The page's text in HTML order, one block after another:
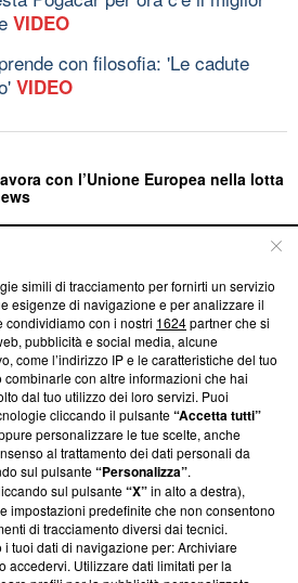
VIDEO
con filosofia: 'Le cadute
VIDEO
con l’Unione Europea nella lotta
EDITORIALE
trasparenti su Blasting
editoriali e su come ci impegniamo a
afferma la nostra aderenza a
Integrity’Blasting News non è
ma ha richiesto di farne
ancora effettuato una verifica di
simili di tracciamento per fornirti un servizio
esigenze di navigazione e per analizzare il
condividiamo con i nostri 1624partner che si
pubblicità e social media, alcune
come l’indirizzo IP e le caratteristiche del tuo
con altre informazioni che hai
dal tuo utilizzo dei loro servizi. Puoi
cliccando il pulsante“Accetta tutti”
personalizzare le tue scelte, anche
al trattamento dei dati personali da
sul pulsante“Personalizza”.
sul pulsante“X”in alto a destra),
impostazioni predefinite che non consentono
di tracciamento diversi dai tecnici.
i tuoi dati di navigazione per: Archiviare
accedervi. Utilizzare dati limitati per la